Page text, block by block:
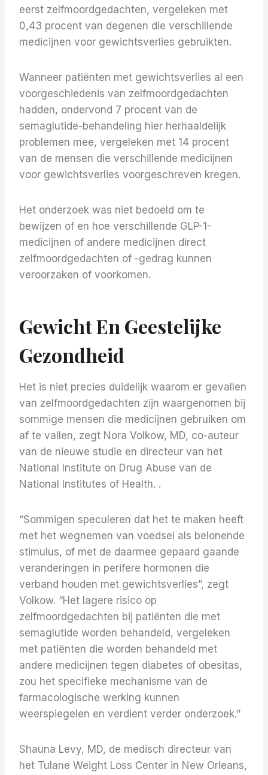
eerst zelfmoordgedachten, vergeleken met
0,43 procent van degenen die verschillende
medicijnen voor gewichtsverlies gebruikten.
Wanneer patiënten met gewichtsverlies al een
voorgeschiedenis van zelfmoordgedachten
hadden, ondervond 7 procent van de
semaglutide-behandeling hier herhaaldelijk
problemen mee, vergeleken met 14 procent
van de mensen die verschillende medicijnen
voor gewichtsverlies voorgeschreven kregen.
Het onderzoek was niet bedoeld om te
bewijzen of en hoe verschillende GLP-1-
medicijnen of andere medicijnen direct
zelfmoordgedachten of -gedrag kunnen
veroorzaken of voorkomen.
Gewicht En Geestelijke
Gezondheid
Het is niet precies duidelijk waarom er gevallen
van zelfmoordgedachten zijn waargenomen bij
sommige mensen die medicijnen gebruiken om
af te vallen, zegt Nora Volkow, MD, co-auteur
van de nieuwe studie en directeur van het
National Institute on Drug Abuse van de
National Institutes of Health. .
“Sommigen speculeren dat het te maken heeft
met het wegnemen van voedsel als belonende
stimulus, of met de daarmee gepaard gaande
veranderingen in perifere hormonen die
verband houden met gewichtsverlies”, zegt
Volkow. “Het lagere risico op
zelfmoordgedachten bij patiënten die met
semaglutide worden behandeld, vergeleken
met patiënten die worden behandeld met
andere medicijnen tegen diabetes of obesitas,
zou het specifieke mechanisme van de
farmacologische werking kunnen
weerspiegelen en verdient verder onderzoek.”
Shauna Levy, MD, de medisch directeur van
het Tulane Weight Loss Center in New Orleans,